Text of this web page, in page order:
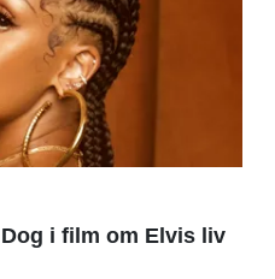
i film om Elvis liv